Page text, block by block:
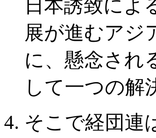
日本誘致によ
展が進むアジ
に、懸念され
して一つの解
そこで経団連